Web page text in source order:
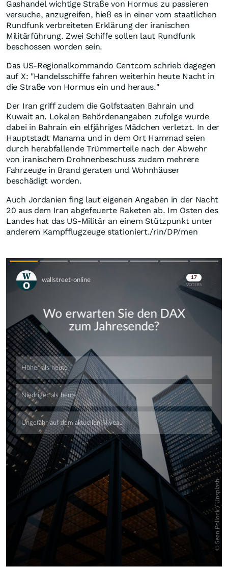
Gashandel wichtige Straße von Hormus zu passieren
versuche, anzugreifen, hieß es in einer vom staatlichen
Rundfunk verbreiteten Erklärung der iranischen
Militärführung. Zwei Schiffe sollen laut Rundfunk
beschossen worden sein.
Das US-Regionalkommando Centcom schrieb dagegen
auf X: "Handelsschiffe fahren weiterhin heute Nacht in
die Straße von Hormus ein und heraus."
Der Iran griff zudem die Golfstaaten Bahrain und
Kuwait an. Lokalen Behördenangaben zufolge wurde
dabei in Bahrain ein elfjähriges Mädchen verletzt. In der
Hauptstadt Manama und in dem Ort Hammad seien
durch herabfallende Trümmerteile nach der Abwehr
von iranischem Drohnenbeschuss zudem mehrere
Fahrzeuge in Brand geraten und Wohnhäuser
beschädigt worden.
Auch Jordanien fing laut eigenen Angaben in der Nacht
20 aus dem Iran abgefeuerte Raketen ab. Im Osten des
Landes hat das US-Militär an einem Stützpunkt unter
anderem Kampfflugzeuge stationiert./rin/DP/men
Skip
Skip